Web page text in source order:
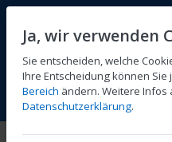
Menü Anmelden
Ja, wir verwenden
Sie entscheiden, welche
Ihre Entscheidung können Sie
Bereich ändern. Weitere Infos
Datenschutzerklärung.